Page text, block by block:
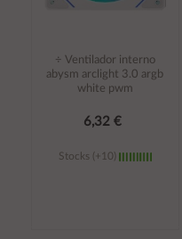
÷ Ventilador interno
abysm arclight 3.0 argb
white pwm
6,32 €
Stocks (+10)